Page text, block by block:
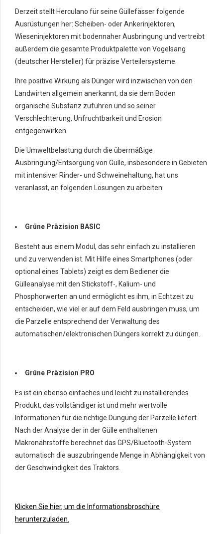
Derzeit stellt Herculano für seine Güllefässer folgende
Ausrüstungen her: Scheiben- oder Ankerinjektoren,
Wieseninjektoren mit bodennaher Ausbringung und vertreibt
außerdem die gesamte Produktpalette von Vogelsang
(deutscher Hersteller) für präzise Verteilersysteme.
Ihre positive Wirkung als Dünger wird inzwischen von den
Landwirten allgemein anerkannt, da sie dem Boden
organische Substanz zuführen und so seiner
Verschlechterung, Unfruchtbarkeit und Erosion
entgegenwirken.
Die Umweltbelastung durch die übermäßige
Ausbringung/Entsorgung von Gülle, insbesondere in Gebieten
mit intensiver Rinder- und Schweinehaltung, hat uns
veranlasst, an folgenden Lösungen zu arbeiten:
Grüne Präzision BASIC
Besteht aus einem Modul, das sehr einfach zu installieren
und zu verwenden ist. Mit Hilfe eines Smartphones (oder
optional eines Tablets) zeigt es dem Bediener die
Gülleanalyse mit den Stickstoff-, Kalium- und
Phosphorwerten an und ermöglicht es ihm, in Echtzeit zu
entscheiden, wie viel er auf dem Feld ausbringen muss, um
die Parzelle entsprechend der Verwaltung des
automatischen/elektronischen Düngers korrekt zu düngen.
Grüne Präzision PRO
Es ist ein ebenso einfaches und leicht zu installierendes
Produkt, das vollständiger ist und mehr wertvolle
Informationen für die richtige Düngung der Parzelle liefert.
Nach der Analyse der in der Gülle enthaltenen
Makronährstoffe berechnet das GPS/Bluetooth-System
automatisch die auszubringende Menge in Abhängigkeit von
der Geschwindigkeit des Traktors.
Klicken Sie hier, um die Informationsbroschüre
herunterzuladen.